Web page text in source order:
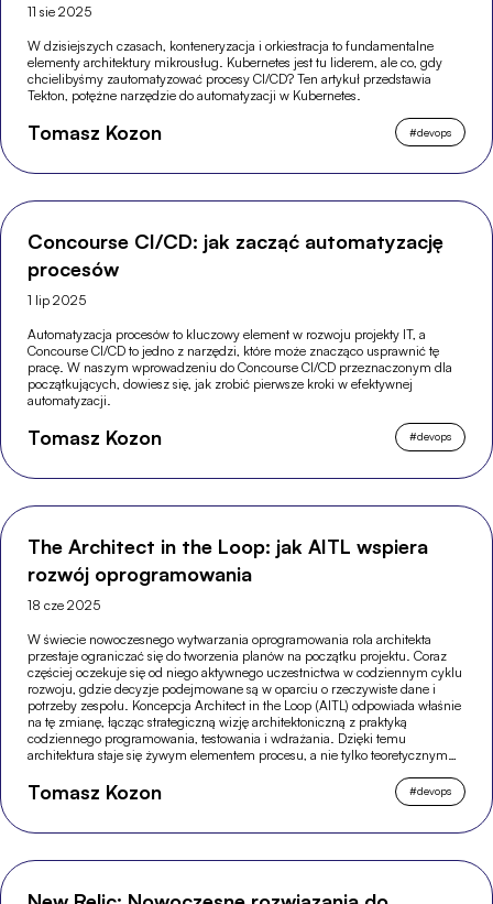
11 sie 2025
W dzisiejszych czasach, konteneryzacja i orkiestracja to fundamentalne
elementy architektury mikrousług. Kubernetes jest tu liderem, ale co, gdy
chcielibyśmy zautomatyzować procesy CI/CD? Ten artykuł przedstawia
Tekton, potężne narzędzie do automatyzacji w Kubernetes.
Tomasz Kozon #devops
Concourse CI/CD: jak zacząć automatyzację
procesów
1 lip 2025
Automatyzacja procesów to kluczowy element w rozwoju projekty IT, a
Concourse CI/CD to jedno z narzędzi, które może znacząco usprawnić tę
pracę. W naszym wprowadzeniu do Concourse CI/CD przeznaczonym dla
początkujących, dowiesz się, jak zrobić pierwsze kroki w efektywnej
automatyzacji.
Tomasz Kozon #devops
The Architect in the Loop: jak AITL wspiera
rozwój oprogramowania
18 cze 2025
W świecie nowoczesnego wytwarzania oprogramowania rola architekta
przestaje ograniczać się do tworzenia planów na początku projektu. Coraz
częściej oczekuje się od niego aktywnego uczestnictwa w codziennym cyklu
rozwoju, gdzie decyzje podejmowane są w oparciu o rzeczywiste dane i
potrzeby zespołu. Koncepcja Architect in the Loop (AITL) odpowiada właśnie
na tę zmianę, łącząc strategiczną wizję architektoniczną z praktyką
codziennego programowania, testowania i wdrażania. Dzięki temu
architektura staje się żywym elementem procesu, a nie tylko teoretycznym
Tomasz Kozon #devops